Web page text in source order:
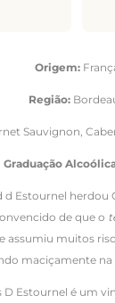
Origem:
Região:
Sauvignon,
Graduação
d Estournel herdou
de que o
assumiu muitos
maciçamente na
D Estournel é um